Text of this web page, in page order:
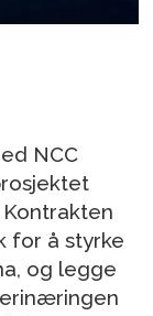
NCC
for å styrke
og legge